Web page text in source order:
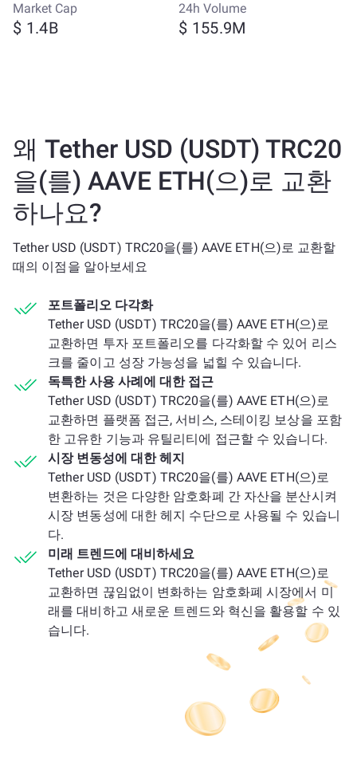
Market Cap
$ 1.4B
24h Volume
$ 155.9M
왜 Tether USD (USDT) TRC20
을(를) AAVE ETH(으)로 교환
하나요?
Tether USD (USDT) TRC20을(를) AAVE ETH(으)로 교환할
때의 이점을 알아보세요
포트폴리오 다각화
Tether USD (USDT) TRC20을(를) AAVE ETH(으)로
교환하면 투자 포트폴리오를 다각화할 수 있어 리스
크를 줄이고 성장 가능성을 넓힐 수 있습니다.
독특한 사용 사례에 대한 접근
Tether USD (USDT) TRC20을(를) AAVE ETH(으)로
교환하면 플랫폼 접근, 서비스, 스테이킹 보상을 포함
한 고유한 기능과 유틸리티에 접근할 수 있습니다.
시장 변동성에 대한 헤지
Tether USD (USDT) TRC20을(를) AAVE ETH(으)로
변환하는 것은 다양한 암호화폐 간 자산을 분산시켜
시장 변동성에 대한 헤지 수단으로 사용될 수 있습니
다.
미래 트렌드에 대비하세요
Tether USD (USDT) TRC20을(를) AAVE ETH(으)로
교환하면 끊임없이 변화하는 암호화폐 시장에서 미
래를 대비하고 새로운 트렌드와 혁신을 활용할 수 있
습니다.